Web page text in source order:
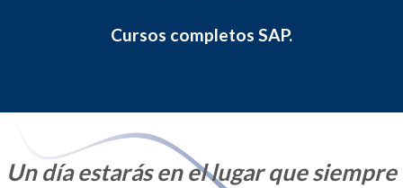
Cursos completos SAP.
Un día estarás en el lugar que siempre